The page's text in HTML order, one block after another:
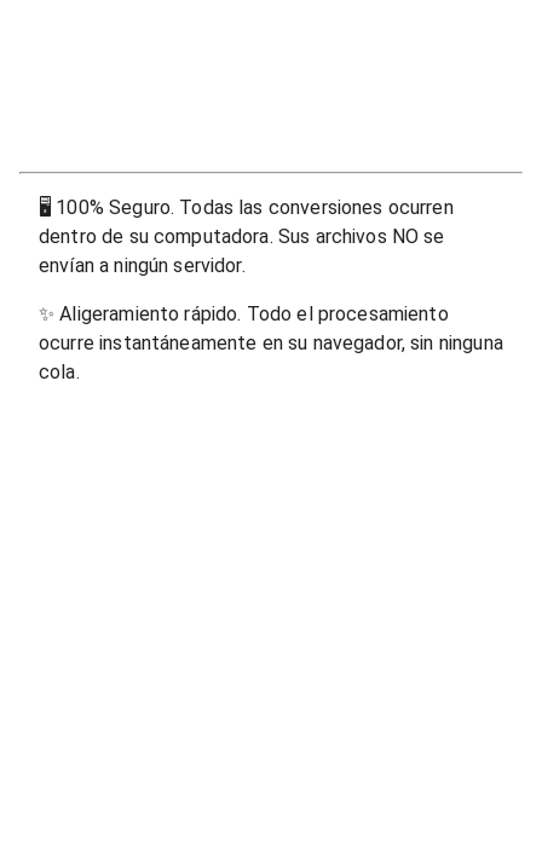
🖥 100% Seguro. Todas las conversiones ocurren
dentro de su computadora. Sus archivos NO se
envían a ningún servidor.
✨Aligeramiento rápido. Todo el procesamiento
ocurre instantáneamente en su navegador, sin ninguna
cola.